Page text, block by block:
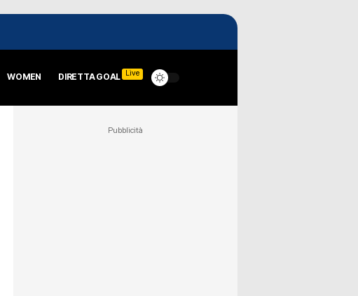
WOMEN DIRETTA GOAL Live
Pubblicità